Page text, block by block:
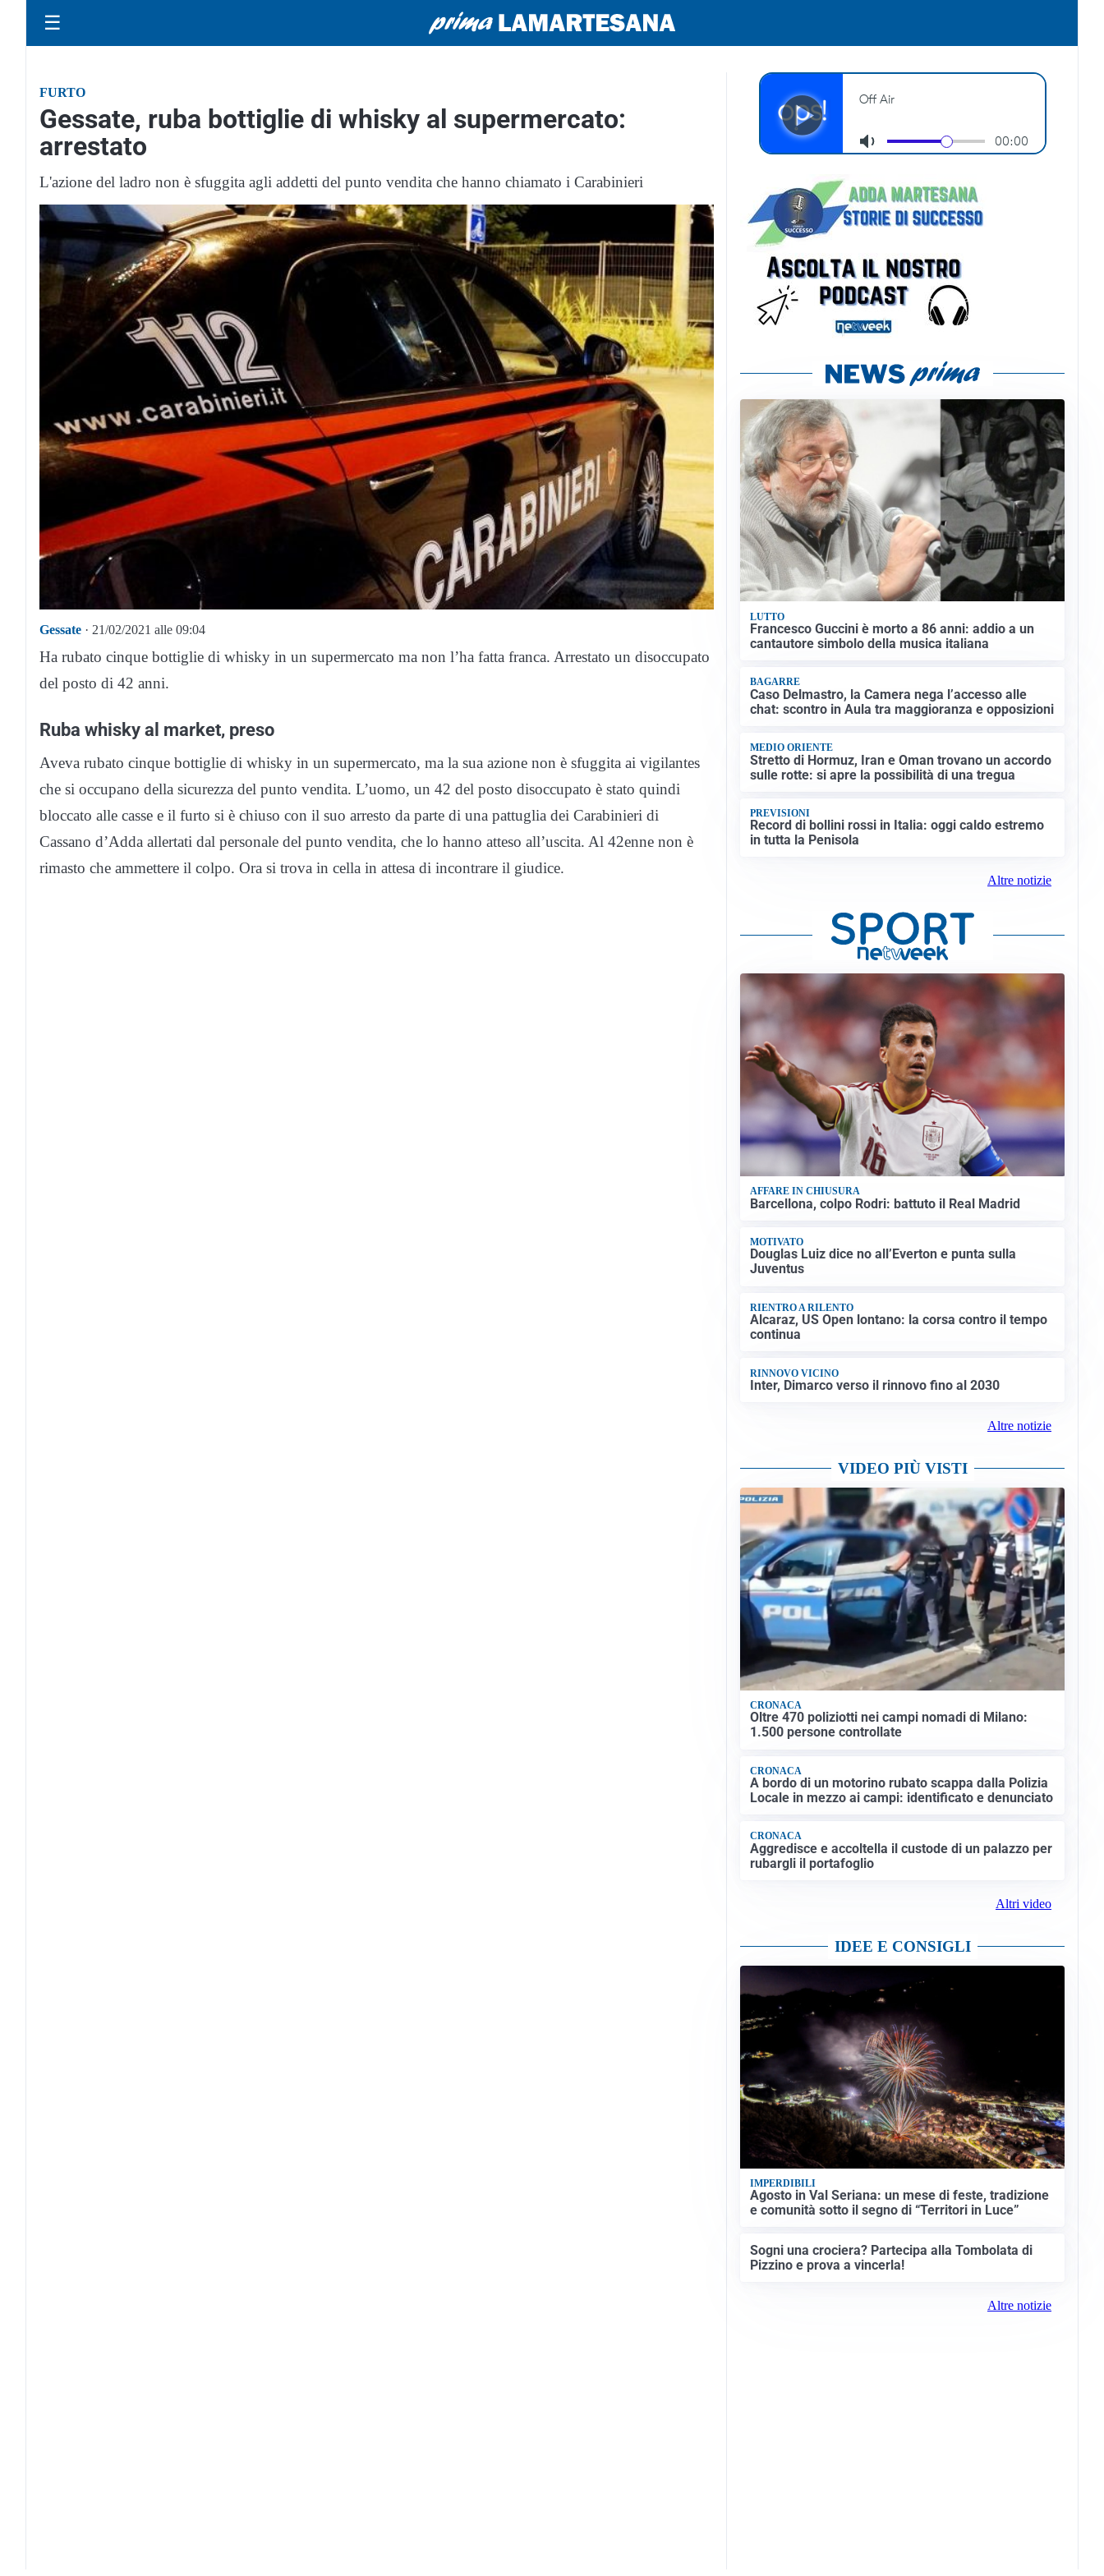
☰
FURTO
Gessate, ruba bottiglie di whisky al supermercato:
arrestato
L'azione del ladro non è sfuggita agli addetti del punto vendita che hanno chiamato i Carabinieri
Gessate · 21/02/2021 alle 09:04
Ha rubato cinque bottiglie di whisky in un supermercato ma non l’ha fatta franca. Arrestato un disoccupato
del posto di 42 anni.
Ruba whisky al market, preso
Aveva rubato cinque bottiglie di whisky in un supermercato, ma la sua azione non è sfuggita ai vigilantes
che si occupano della sicurezza del punto vendita. L’uomo, un 42 del posto disoccupato è stato quindi
bloccato alle casse e il furto si è chiuso con il suo arresto da parte di una pattuglia dei Carabinieri di
Cassano d’Adda allertati dal personale del punto vendita, che lo hanno atteso all’uscita. Al 42enne non è
rimasto che ammettere il colpo. Ora si trova in cella in attesa di incontrare il giudice.
LUTTO
Francesco Guccini è morto a 86 anni: addio a un
cantautore simbolo della musica italiana
BAGARRE
Caso Delmastro, la Camera nega l’accesso alle
chat: scontro in Aula tra maggioranza e opposizioni
MEDIO ORIENTE
Stretto di Hormuz, Iran e Oman trovano un accordo
sulle rotte: si apre la possibilità di una tregua
PREVISIONI
Record di bollini rossi in Italia: oggi caldo estremo
in tutta la Penisola
Altre notizie
AFFARE IN CHIUSURA
Barcellona, colpo Rodri: battuto il Real Madrid
MOTIVATO
Douglas Luiz dice no all’Everton e punta sulla
Juventus
RIENTRO A RILENTO
Alcaraz, US Open lontano: la corsa contro il tempo
continua
RINNOVO VICINO
Inter, Dimarco verso il rinnovo fino al 2030
Altre notizie
VIDEO PIÙ VISTI
CRONACA
Oltre 470 poliziotti nei campi nomadi di Milano:
1.500 persone controllate
CRONACA
A bordo di un motorino rubato scappa dalla Polizia
Locale in mezzo ai campi: identificato e denunciato
CRONACA
Aggredisce e accoltella il custode di un palazzo per
rubargli il portafoglio
Altri video
IDEE E CONSIGLI
IMPERDIBILI
Agosto in Val Seriana: un mese di feste, tradizione
e comunità sotto il segno di “Territori in Luce”
Sogni una crociera? Partecipa alla Tombolata di
Pizzino e prova a vincerla!
Altre notizie